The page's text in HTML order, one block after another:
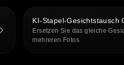
KI-Stapel-Gesichtstausch
Ersetzen Sie das gleiche
mehreren Fotos